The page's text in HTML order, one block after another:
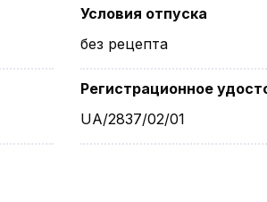
Условия отпуска
без рецепта
Регистрационное
UA/2837/02/01